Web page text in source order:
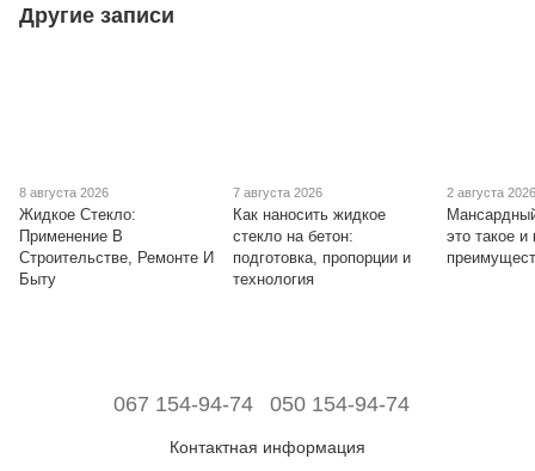
Другие записи
8 августа 2026
Жидкое Стекло:
Применение В
Строительстве, Ремонте И
Быту
7 августа 2026
Как наносить жидкое
стекло на бетон:
подготовка, пропорции и
технология
2 августа
это такое и
067 154-94-74 050 154-94-74
Контактная информация